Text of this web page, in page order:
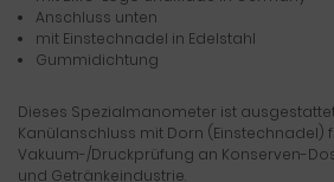
Anschluss unten
mit Einstechnadel in Edelstahl
Gummidichtung
Dieses Spezialmanometer ist
Kanülanschluss mit Dorn (Einstechnadel)
Vakuum-/Druckprüfung an Konserven-
und Getränkeindustrie.